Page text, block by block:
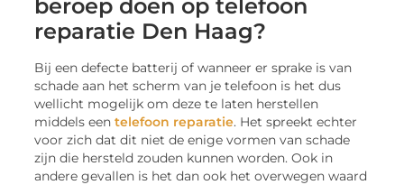
beroep doen op telefoon
reparatie Den Haag?
Bij een defecte batterij of wanneer er sprake is van
schade aan het scherm van je telefoon is het dus
wellicht mogelijk om deze te laten herstellen
middels eentelefoon reparatie. Het spreekt echter
voor zich dat dit niet de enige vormen van schade
zijn die hersteld zouden kunnen worden. Ook in
andere gevallen is het dan ook het overwegen waard